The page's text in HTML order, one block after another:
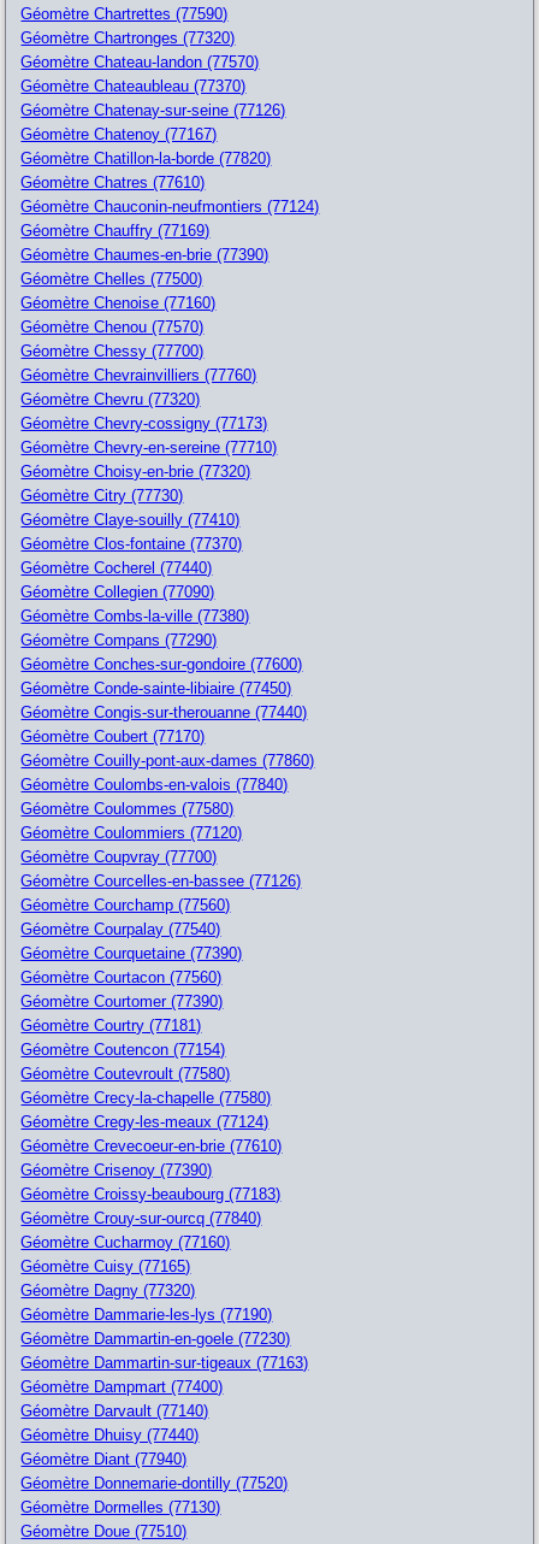
Géomètre Chartrettes (77590)
Géomètre Chartronges (77320)
Géomètre Chateau-landon (77570)
Géomètre Chateaubleau (77370)
Géomètre Chatenay-sur-seine (77126)
Géomètre Chatenoy (77167)
Géomètre Chatillon-la-borde (77820)
Géomètre Chatres (77610)
Géomètre Chauconin-neufmontiers (77124)
Géomètre Chauffry (77169)
Géomètre Chaumes-en-brie (77390)
Géomètre Chelles (77500)
Géomètre Chenoise (77160)
Géomètre Chenou (77570)
Géomètre Chessy (77700)
Géomètre Chevrainvilliers (77760)
Géomètre Chevru (77320)
Géomètre Chevry-cossigny (77173)
Géomètre Chevry-en-sereine (77710)
Géomètre Choisy-en-brie (77320)
Géomètre Citry (77730)
Géomètre Claye-souilly (77410)
Géomètre Clos-fontaine (77370)
Géomètre Cocherel (77440)
Géomètre Collegien (77090)
Géomètre Combs-la-ville (77380)
Géomètre Compans (77290)
Géomètre Conches-sur-gondoire (77600)
Géomètre Conde-sainte-libiaire (77450)
Géomètre Congis-sur-therouanne (77440)
Géomètre Coubert (77170)
Géomètre Couilly-pont-aux-dames (77860)
Géomètre Coulombs-en-valois (77840)
Géomètre Coulommes (77580)
Géomètre Coulommiers (77120)
Géomètre Coupvray (77700)
Géomètre Courcelles-en-bassee (77126)
Géomètre Courchamp (77560)
Géomètre Courpalay (77540)
Géomètre Courquetaine (77390)
Géomètre Courtacon (77560)
Géomètre Courtomer (77390)
Géomètre Courtry (77181)
Géomètre Coutencon (77154)
Géomètre Coutevroult (77580)
Géomètre Crecy-la-chapelle (77580)
Géomètre Cregy-les-meaux (77124)
Géomètre Crevecoeur-en-brie (77610)
Géomètre Crisenoy (77390)
Géomètre Croissy-beaubourg (77183)
Géomètre Crouy-sur-ourcq (77840)
Géomètre Cucharmoy (77160)
Géomètre Cuisy (77165)
Géomètre Dagny (77320)
Géomètre Dammarie-les-lys (77190)
Géomètre Dammartin-en-goele (77230)
Géomètre Dammartin-sur-tigeaux (77163)
Géomètre Dampmart (77400)
Géomètre Darvault (77140)
Géomètre Dhuisy (77440)
Géomètre Diant (77940)
Géomètre Donnemarie-dontilly (77520)
Géomètre Dormelles (77130)
Géomètre Doue (77510)